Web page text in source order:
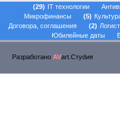
29 IT технологии
Микрофинансы
5
Договора, соглашения
2
Юбилейные даты
Разработано AVart.Стуdия